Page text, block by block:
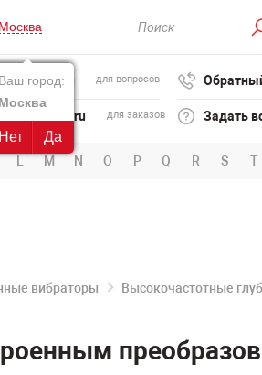
Москва
Ваш город:
Москва
Нет Да
для вопросов
для заказов Задать
L M N O P Q R S T
вибраторы Высокочастотные